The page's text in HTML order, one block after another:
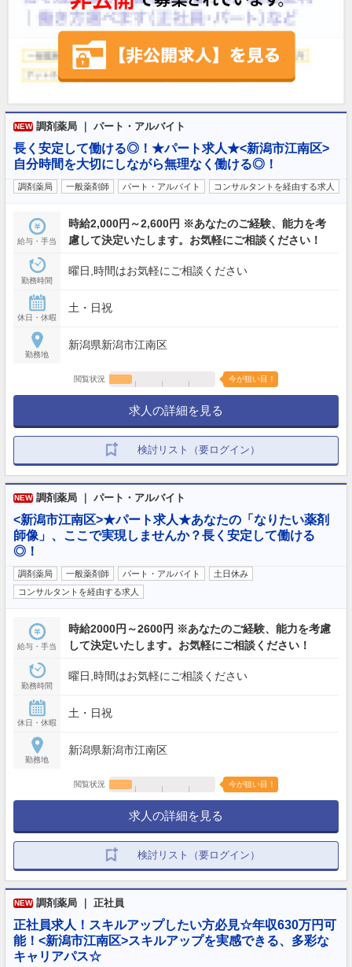
NEW 調剤薬局 ｜ パート・アルバイト
長く安定して働ける◎！★パート求人★<新潟市江南区>
自分時間を大切にしながら無理なく働ける◎！
調剤薬局 一般薬剤師 パート・アルバイト コンサルタントを経由する求人
給与・手当
時給2,000円～2,600円 ※あなたのご経験、能力を考
慮して決定いたします。お気軽にご相談ください！
勤務時間
曜日,時間はお気軽にご相談ください
休日・休暇
土・日祝
勤務地
新潟県新潟市江南区
閲覧状況 今が狙い目！
求人の詳細を見る
検討リスト（要ログイン）
NEW 調剤薬局 ｜ パート・アルバイト
<新潟市江南区>★パート求人★あなたの「なりたい薬剤
師像」、ここで実現しませんか？長く安定して働ける
◎！
調剤薬局 一般薬剤師 パート・アルバイト
土日休み
コンサルタントを経由する求人
給与・手当
時給2000円～2600円 ※あなたのご経験、能力を考慮
して決定いたします。お気軽にご相談ください！
勤務時間
曜日,時間はお気軽にご相談ください
休日・休暇
土・日祝
勤務地
新潟県新潟市江南区
閲覧状況 今が狙い目！
求人の詳細を見る
検討リスト（要ログイン）
NEW 調剤薬局 ｜ 正社員
正社員求人！スキルアップしたい方必見☆年収630万円可
能！<新潟市江南区>スキルアップを実感できる、多彩な
キャリアパス☆